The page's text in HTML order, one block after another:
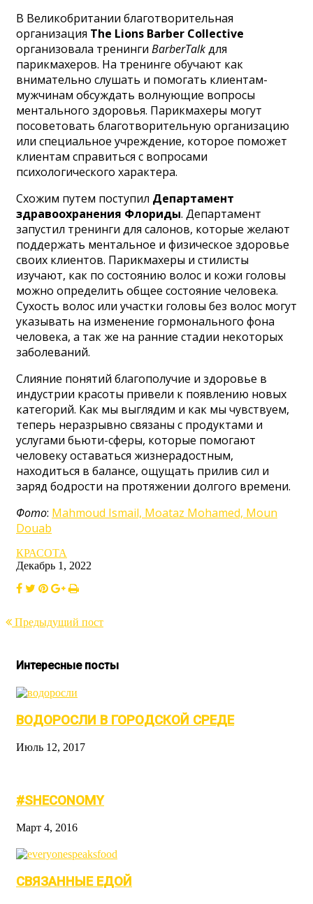
В Великобритании благотворительная
организация The Lions Barber Collective
организовала тренинги BarberTalkдля
парикмахеров. На тренинге обучают как
внимательно слушать и помогать клиентам-
мужчинам обсуждать волнующие вопросы
ментального здоровья. Парикмахеры могут
посоветовать благотворительную организацию
или специальное учреждение, которое поможет
клиентам справиться с вопросами
психологического характера.
Схожим путем поступил Департамент
здравоохранения Флориды. Департамент
запустил тренинги для салонов, которые желают
поддержать ментальное и физическое здоровье
своих клиентов. Парикмахеры и стилисты
изучают, как по состоянию волос и кожи головы
можно определить общее состояние человека.
Сухость волос или участки головы без волос могут
указывать на изменение гормонального фона
человека, а так же на ранние стадии некоторых
заболеваний.
Слияние понятий благополучие и здоровье в
индустрии красоты привели к появлению новых
категорий. Как мы выглядим и как мы чувствуем,
теперь неразрывно связаны с продуктами и
услугами бьюти-сферы, которые помогают
человеку оставаться жизнерадостным,
находиться в балансе, ощущать прилив сил и
заряд бодрости на протяжении долгого времени.
Фото: Mahmoud Ismail, Moataz Mohamed, Moun
Douab
КРАСОТА
Декабрь 1, 2022
Предыдущий пост
Интересные посты
ВОДОРОСЛИ В ГОРОДСКОЙ СРЕДЕ
Июль 12, 2017
#SHECONOMY
Март 4, 2016
СВЯЗАННЫЕ ЕДОЙ